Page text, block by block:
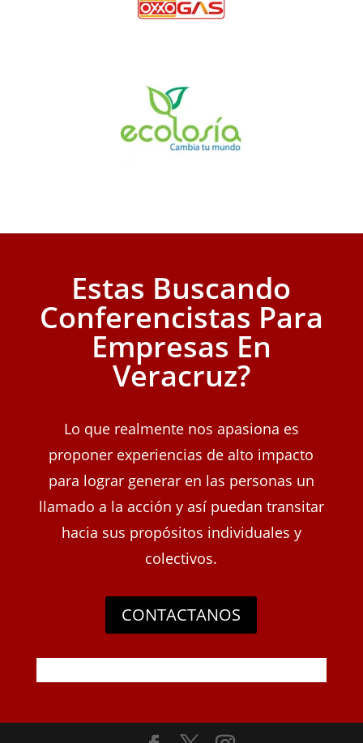
Estas Buscando
Conferencistas Para
Empresas En
Veracruz?
Lo que realmente nos apasiona es
proponer experiencias de alto impacto
para lograr generar en las personas un
llamado a la acción y así puedan transitar
hacia sus propósitos individuales y
colectivos.
CONTACTANOS